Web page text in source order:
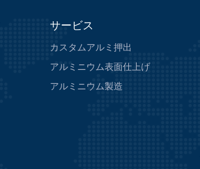
サービス
カスタムアルミ押出
アルミニウム表面仕上げ
アルミニウム製造